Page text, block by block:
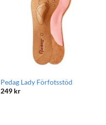
Pedag Lady Förfotsstöd
249 kr